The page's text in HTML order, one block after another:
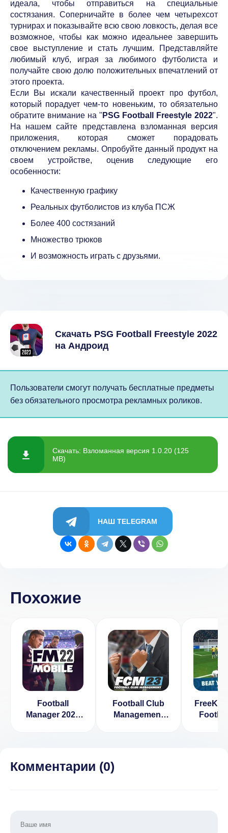
идеала, чтобы отправиться на специальные
состязания. Соперничайте в более чем четырехсот
турнирах и показывайте всю свою ловкость, делая все
возможное, чтобы как можно идеальнее завершить
свое выступление и стать лучшим. Представляйте
любимый клуб, играя за любимого футболиста и
получайте свою долю положительных впечатлений от
этого проекта.
Если Вы искали качественный проект про футбол,
который порадует чем-то новеньким, то обязательно
обратите внимание на " PSG Football Freestyle 2022".
На нашем сайте представлена взломанная версия
приложения, которая сможет порадовать
отключением рекламы. Опробуйте данный продукт на
своем устройстве, оценив следующие его
особенности:
Качественную графику
Реальных футболистов из клуба ПСЖ
Более 400 состязаний
Множество трюков
И возможность играть с друзьями.
Скачать PSG Football Freestyle 2022
на Андроид
Пользователи смогут получать бесплатные предметы
без обязательного просмотра рекламных роликов.
Скачать: Взломанная версия 1.0.20 (125
MB)
НАШ TELEGRAM
Похожие
Football
Manager 2022
Football Club
Management
Комментарии (0)